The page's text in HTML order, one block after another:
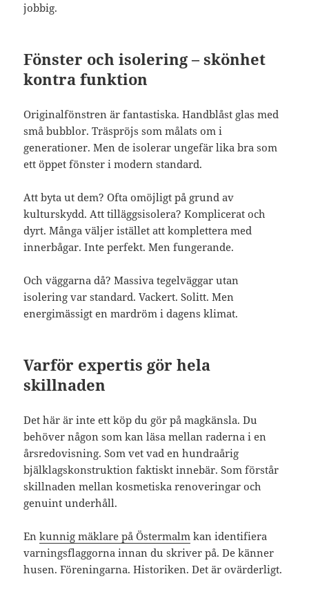
jobbig.
Fönster och isolering – skönhet
kontra funktion
Originalfönstren är fantastiska. Handblåst glas med
små bubblor. Träspröjs som målats om i
generationer. Men de isolerar ungefär lika bra som
ett öppet fönster i modern standard.
Att byta ut dem? Ofta omöjligt på grund av
kulturskydd. Att tilläggsisolera? Komplicerat och
dyrt. Många väljer istället att komplettera med
innerbågar. Inte perfekt. Men fungerande.
Och väggarna då? Massiva tegelväggar utan
isolering var standard. Vackert. Solitt. Men
energimässigt en mardröm i dagens klimat.
Varför expertis gör hela
skillnaden
Det här är inte ett köp du gör på magkänsla. Du
behöver någon som kan läsa mellan raderna i en
årsredovisning. Som vet vad en hundraårig
bjälklagskonstruktion faktiskt innebär. Som förstår
skillnaden mellan kosmetiska renoveringar och
genuint underhåll.
Enkunnig mäklare på Östermalm kan identifiera
varningsflaggorna innan du skriver på. De känner
husen. Föreningarna. Historiken. Det är ovärderligt.